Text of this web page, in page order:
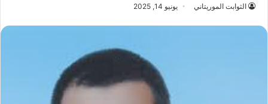
الثوابت الموريتاني يونيو 14, 2025